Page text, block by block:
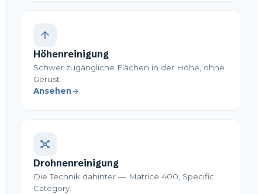
Höhenreinigung
Schwer zugängliche Flächen in der Höhe, ohne
Gerüst.
Ansehen
Drohnenreinigung
Die Technik dahinter — Matrice 400, Specific
Category.